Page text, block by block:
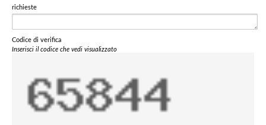
richieste
Codice di verifica
Inserisci il codice che vedi visualizzato